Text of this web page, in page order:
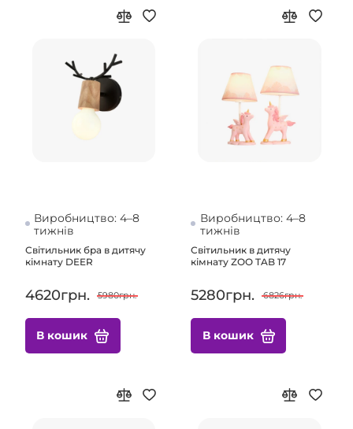
Виробництво: 4–8
тижнів
Світильник бра в дитячу
кімнату DEER
4620грн. 5980грн.
В кошик
Виробництво: 4–8
тижнів
Світильник в дитячу
кімнату ZOO TAB 17
5280грн. 6826грн.
В кошик